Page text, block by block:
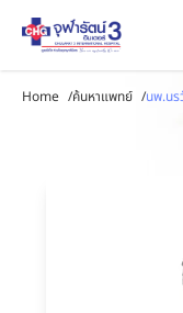
Home /ค้นหาแพทย์ /นพ.น